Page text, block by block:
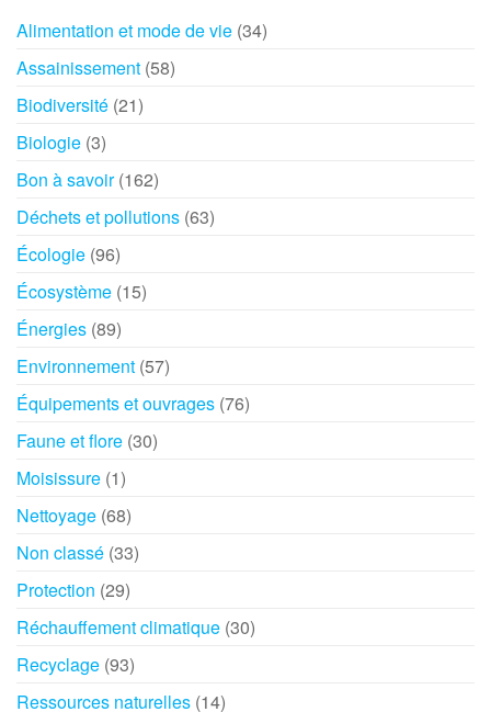
Alimentation et mode de vie (34)
Assainissement (58)
Biodiversité (21)
Biologie (3)
Bon à savoir(162)
Déchets et pollutions (63)
Écologie (96)
Écosystème (15)
Énergies (89)
Environnement (57)
Équipements et ouvrages (76)
Faune et flore (30)
Moisissure (1)
Nettoyage (68)
Non classé (33)
Protection (29)
Réchauffement climatique (30)
Recyclage (93)
Ressources naturelles (14)